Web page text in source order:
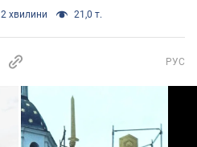
2 хвилини 21,0 т.
РУС